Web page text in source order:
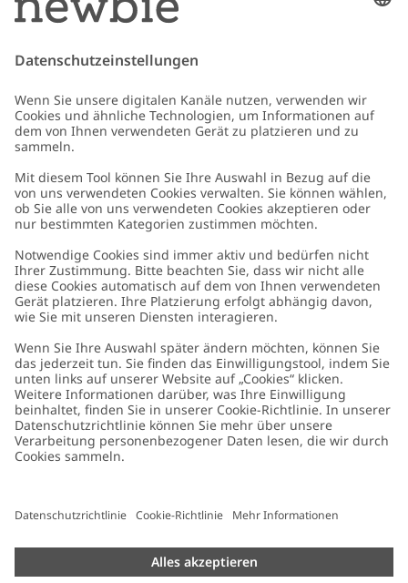
*Gilt nur für deine erste Bestellung und ist nicht mit anderen Rabatten
oder Angeboten kombinierbar. Gilt nicht für limitierte Artikel. Lies unsere
Schicken
Kundenservice
Kontaktieren Sie uns
FAQ
Barrierefreiheit
Datenschutzrichtlinie
Cookie-Richtlinie
Größenratgeber
Über uns
Über Newbie
Nachhaltigkeit
Impressum
Presse
Germany Standort ändern
Cookies